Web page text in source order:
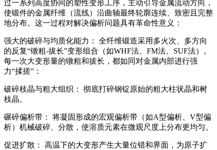
过一系列高度协同的塑性变形工序，主动引导金属流动方向，
使锻件的金属纤维（流线）沿曲轴最终轮廓连续、致密且完整
地分布。这一过程对解决偏析问题具有革命性意义：
强大的破碎与均质化能力： 全纤维锻造采用多火次、多方向
的反复“镦粗-拔长”变形组合（如WHF法、FM法、SUF法）。
每一次大变形量的镦粗和拔长，都如同对金属内部进行强
力“揉搓”：
破碎枝晶与粗大组织： 彻底打碎钢锭原始的粗大柱状晶和树
枝晶。
碾碎偏析带： 将凝固形成的宏观偏析带（如A型偏析、V型偏
析）机械破碎、分散，使溶质元素在微观尺度上分布更均匀。
促进扩散： 高温下的大变形产生大量位错和界面，为原子扩